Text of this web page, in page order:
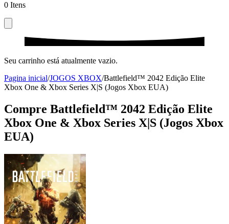
0 Itens
Seu carrinho está atualmente vazio.
Pagina inicial/JOGOS XBOX/Battlefield™ 2042 Edição Elite
Xbox One & Xbox Series X|S (Jogos Xbox EUA)
Compre Battlefield™ 2042 Edição Elite
Xbox One & Xbox Series X|S (Jogos Xbox
EUA)